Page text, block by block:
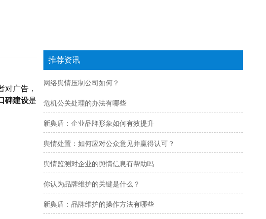
对广告，
碑建设是
推荐资讯
网络舆情压制公司如何？
危机公关处理的办法有哪些
新舆盾：企业品牌形象如何有效提升
舆情处置：如何应对公众意见并赢得认可？
舆情监测对企业的舆情信息有帮助吗
你认为品牌维护的关键是什么？
新舆盾：品牌维护的操作方法有哪些